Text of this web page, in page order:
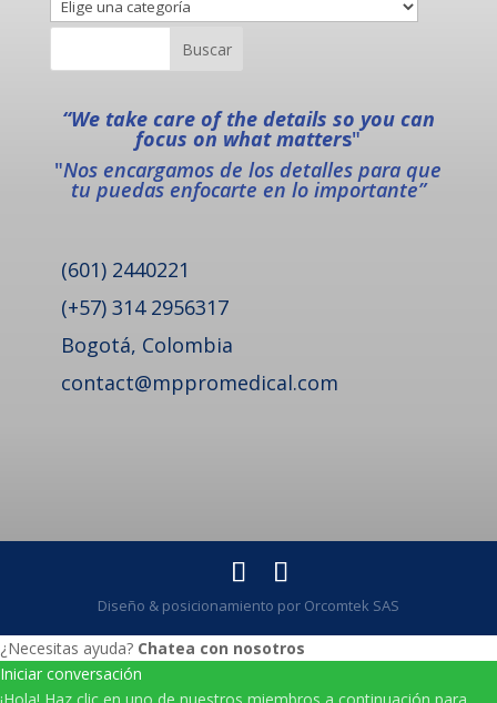
“We take care of the details so you can
focus on what matters"
"Nos encargamos de los detalles para que
tu puedas enfocarte en lo importante”
(601) 2440221
(+57) 314 2956317
Bogotá, Colombia
contact@mppromedical.com
Diseño & posicionamiento por Orcomtek SAS
¿Necesitas ayuda? Chatea con nosotros
Iniciar conversación